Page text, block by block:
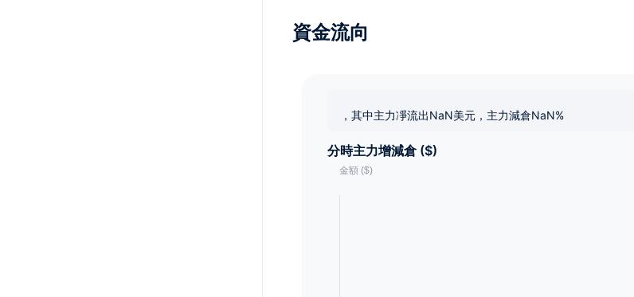
資金流向
，其中主力凈流出NaN美元，主力減倉NaN%
分時主力增減倉 ($)